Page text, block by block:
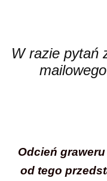
W razie pytań
Odcień
od tego